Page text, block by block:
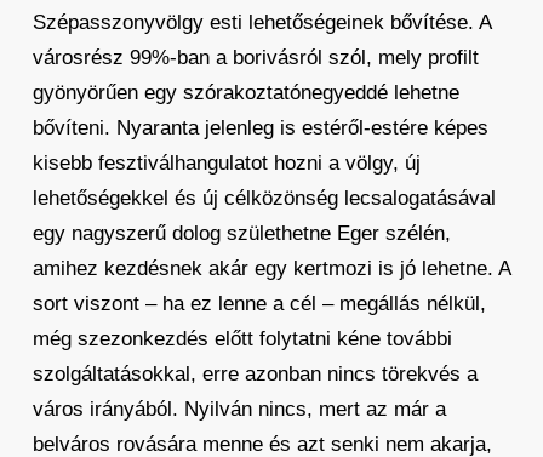
Szépasszonyvölgy esti lehetőségeinek bővítése. A
városrész 99%-ban a borivásról szól, mely profilt
gyönyörűen egy szórakoztatónegyeddé lehetne
bővíteni. Nyaranta jelenleg is estéről-estére képes
kisebb fesztiválhangulatot hozni a völgy, új
lehetőségekkel és új célközönség lecsalogatásával
egy nagyszerű dolog születhetne Eger szélén,
amihez kezdésnek akár egy kertmozi is jó lehetne. A
sort viszont – ha ez lenne a cél – megállás nélkül,
még szezonkezdés előtt folytatni kéne további
szolgáltatásokkal, erre azonban nincs törekvés a
város irányából. Nyilván nincs, mert az már a
belváros rovására menne és azt senki nem akarja,